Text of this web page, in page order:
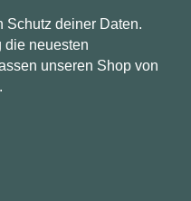
Schutz deiner Daten.
die neuesten
unseren Shop von